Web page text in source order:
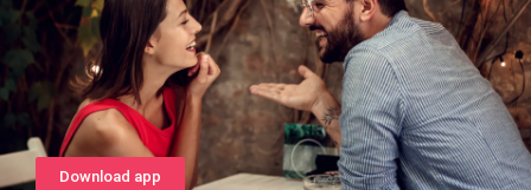
Download app